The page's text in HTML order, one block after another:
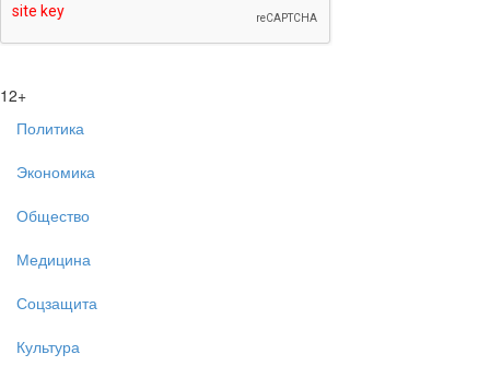
12+
Политика
Экономика
Общество
Медицина
Соцзащита
Культура